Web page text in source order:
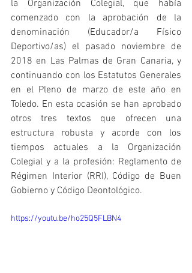
la Organización Colegial, que había
comenzado con la aprobación de la
denominación (Educador/a Físico
Deportivo/as) el pasado noviembre de
2018 en Las Palmas de Gran Canaria, y
continuando con los Estatutos Generales
en el Pleno de marzo de este año en
Toledo. En esta ocasión se han aprobado
otros tres textos que ofrecen una
estructura robusta y acorde con los
tiempos actuales a la Organización
Colegial y a la profesión: Reglamento de
Régimen Interior (RRI), Código de Buen
Gobierno y Código Deontológico.
https://youtu.be/ho25Q5FLBN4